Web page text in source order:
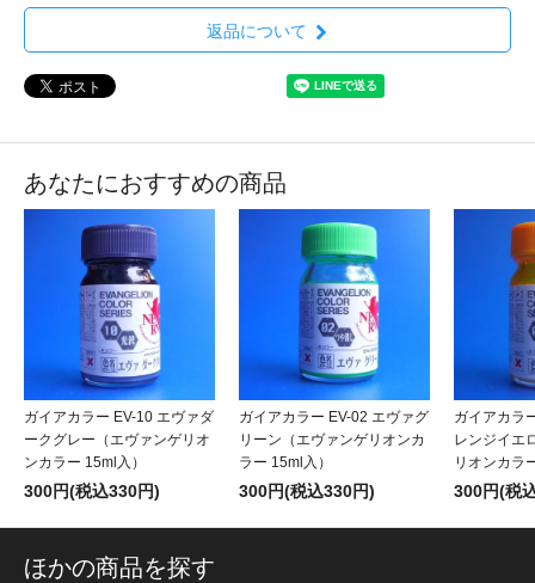
返品について
あなたにおすすめの商品
ガイアカラー EV-10 エヴァダ
ークグレー（エヴァンゲリオ
ンカラー 15ml入）
300円(税込330円)
ガイアカラー EV-02 エヴァグ
リーン（エヴァンゲリオンカ
ラー 15ml入）
300円(税込330円)
ガイアカラ
レンジイエ
リオンカラ
300円(税
ほかの商品を探す